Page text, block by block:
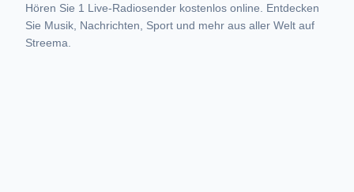
Hören Sie 1 Live-Radiosender kostenlos online. Entdecken
Sie Musik, Nachrichten, Sport und mehr aus aller Welt auf
Streema.